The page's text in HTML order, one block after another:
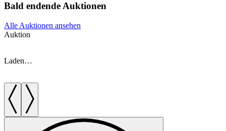
Bald endende Auktionen
Alle Auktionen ansehen
Auktion
Laden…